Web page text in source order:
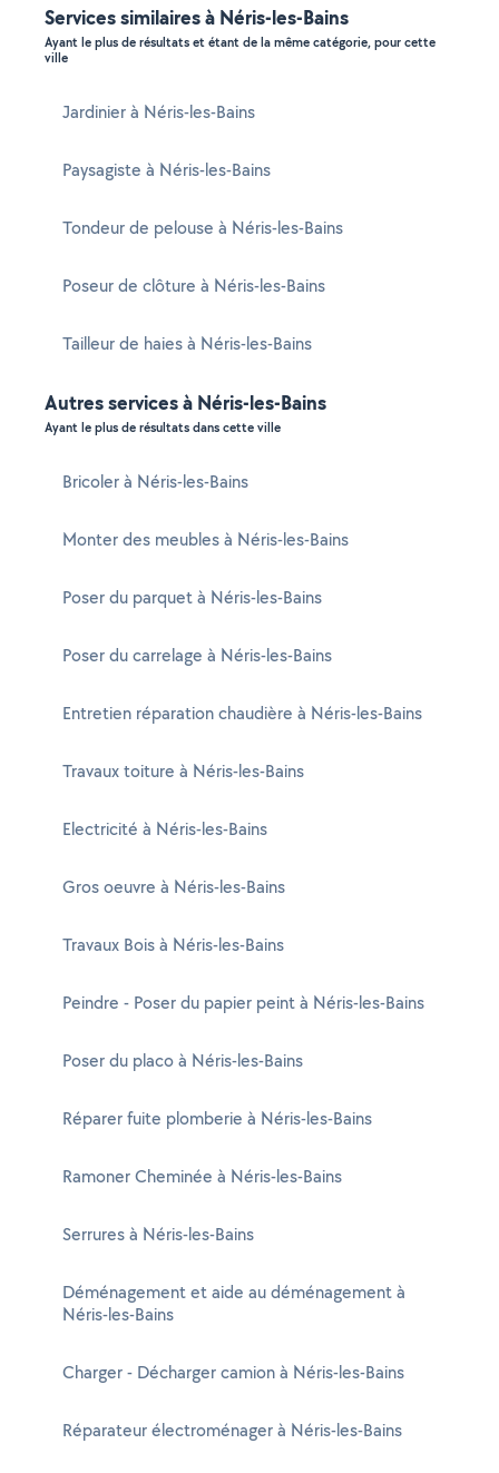
Services similaires à Néris-les-Bains
Ayant le plus de résultats et étant de la même catégorie, pour cette
ville
Jardinier à Néris-les-Bains
Paysagiste à Néris-les-Bains
Tondeur de pelouse à Néris-les-Bains
Poseur de clôture à Néris-les-Bains
Tailleur de haies à Néris-les-Bains
Autres services à Néris-les-Bains
Ayant le plus de résultats dans cette ville
Bricoler à Néris-les-Bains
Monter des meubles à Néris-les-Bains
Poser du parquet à Néris-les-Bains
Poser du carrelage à Néris-les-Bains
Entretien réparation chaudière à Néris-les-Bains
Travaux toiture à Néris-les-Bains
Electricité à Néris-les-Bains
Gros oeuvre à Néris-les-Bains
Travaux Bois à Néris-les-Bains
Peindre - Poser du papier peint à Néris-les-Bains
Poser du placo à Néris-les-Bains
Réparer fuite plomberie à Néris-les-Bains
Ramoner Cheminée à Néris-les-Bains
Serrures à Néris-les-Bains
Déménagement et aide au déménagement à
Néris-les-Bains
Charger - Décharger camion à Néris-les-Bains
Réparateur électroménager à Néris-les-Bains